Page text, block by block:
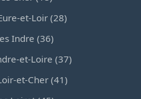
et-Loir (28)
Indre (36)
et-Loire (37)
et-Cher (41)